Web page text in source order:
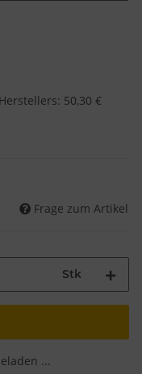
: 50,30 €
Frage zum Artikel
Stk
...